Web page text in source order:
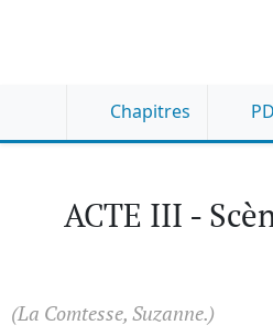
Chapitres
ACTE III -
(La Comtesse, Suzanne.)